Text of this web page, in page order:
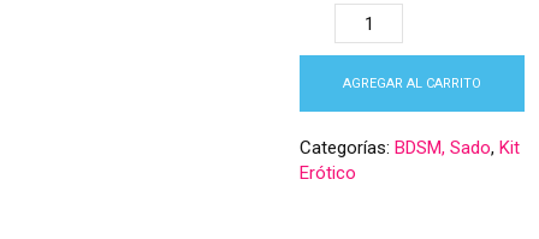
AGREGAR AL CARRITO
Categorías: BDSM, Sado, Kit
Erótico